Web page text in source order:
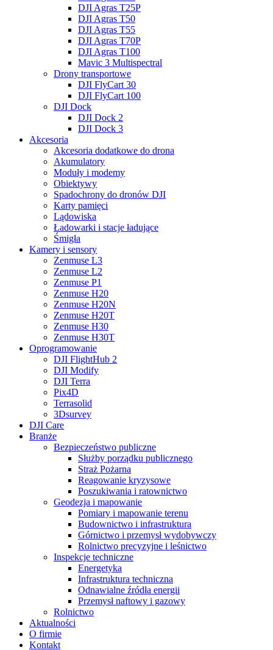
DJI Agras T25P
DJI Agras T50
DJI Agras T55
DJI Agras T70P
DJI Agras T100
Mavic 3 Multispectral
Drony transportowe
DJI FlyCart 30
DJI FlyCart 100
DJI Dock
DJI Dock 2
DJI Dock 3
Akcesoria
Akcesoria dodatkowe do drona
Akumulatory
Moduły i modemy
Obiektywy
Spadochrony do dronów DJI
Karty pamięci
Lądowiska
Ładowarki i stacje ładujące
Śmigła
Kamery i sensory
Zenmuse L3
Zenmuse L2
Zenmuse P1
Zenmuse H20
Zenmuse H20N
Zenmuse H20T
Zenmuse H30
Zenmuse H30T
Oprogramowanie
DJI FlightHub 2
DJI Modify
DJI Terra
Pix4D
Terrasolid
3Dsurvey
DJI Care
Branże
Bezpieczeństwo publiczne
Służby porządku publicznego
Straż Pożarna
Reagowanie kryzysowe
Poszukiwania i ratownictwo
Geodezja i mapowanie
Pomiary i mapowanie terenu
Budownictwo i infrastruktura
Górnictwo i przemysł wydobywczy
Rolnictwo precyzyjne i leśnictwo
Inspekcje techniczne
Energetyka
Infrastruktura techniczna
Odnawialne źródła energii
Przemysł naftowy i gazowy
Rolnictwo
Aktualności
O firmie
Kontakt